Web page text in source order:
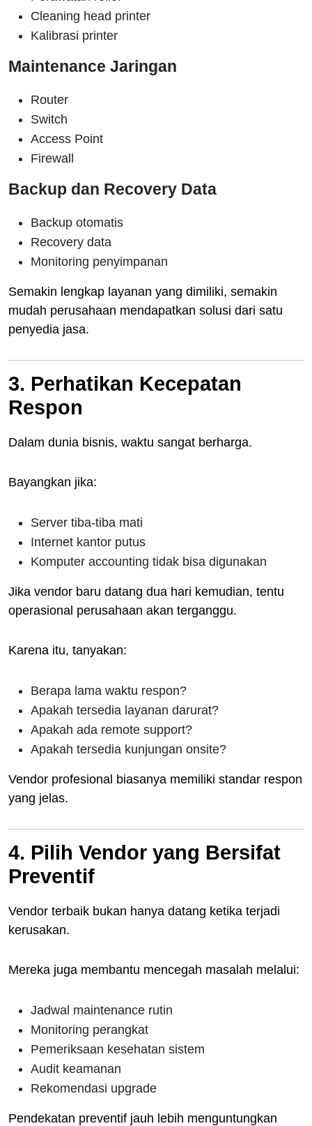
Cleaning head printer
Kalibrasi printer
Maintenance Jaringan
Router
Switch
Access Point
Firewall
Backup dan Recovery Data
Backup otomatis
Recovery data
Monitoring penyimpanan
Semakin lengkap layanan yang dimiliki, semakin
mudah perusahaan mendapatkan solusi dari satu
penyedia jasa.
3. Perhatikan Kecepatan
Respon
Dalam dunia bisnis, waktu sangat berharga.
Bayangkan jika:
Server tiba-tiba mati
Internet kantor putus
Komputer accounting tidak bisa digunakan
Jika vendor baru datang dua hari kemudian, tentu
operasional perusahaan akan terganggu.
Karena itu, tanyakan:
Berapa lama waktu respon?
Apakah tersedia layanan darurat?
Apakah ada remote support?
Apakah tersedia kunjungan onsite?
Vendor profesional biasanya memiliki standar respon
yang jelas.
4. Pilih Vendor yang Bersifat
Preventif
Vendor terbaik bukan hanya datang ketika terjadi
kerusakan.
Mereka juga membantu mencegah masalah melalui:
Jadwal maintenance rutin
Monitoring perangkat
Pemeriksaan kesehatan sistem
Audit keamanan
Rekomendasi upgrade
Pendekatan preventif jauh lebih menguntungkan